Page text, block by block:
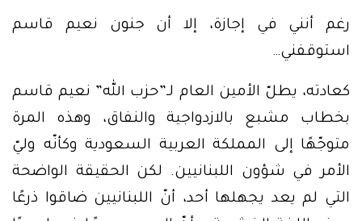
رغم أنني في إجازة، إلا أن جنون نعيم قاسم
استوقفني…
كعادته، يطلّ الأمين العام لـ”حزب الله” نعيم قاسم
بخطاب مشبع بالازدواجية والنفاق، وهذه المرة
متوجّهًا إلى المملكة العربية السعودية وكأنّه وليّ
الأمر في شؤون اللبنانيين. لكن الحقيقة الواضحة
التي لم يعد يجهلها أحد، أنّ اللبنانيين ضاقوا ذرعًا